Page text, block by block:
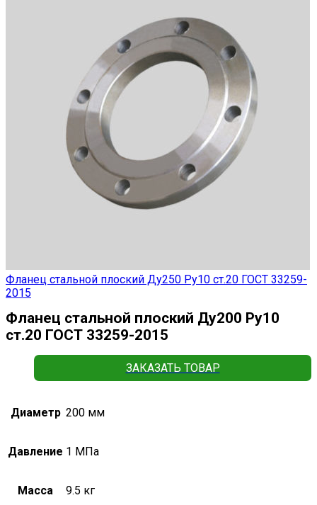
Фланец стальной плоский Ду250 Ру10 ст.20 ГОСТ 33259-
2015
Фланец стальной плоский Ду200 Ру10
ст.20 ГОСТ 33259-2015
ЗАКАЗАТЬ ТОВАР
Диаметр 200 мм
Давление 1 МПа
Масса 9.5 кг